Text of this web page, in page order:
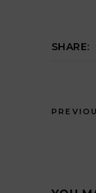
SHARE: